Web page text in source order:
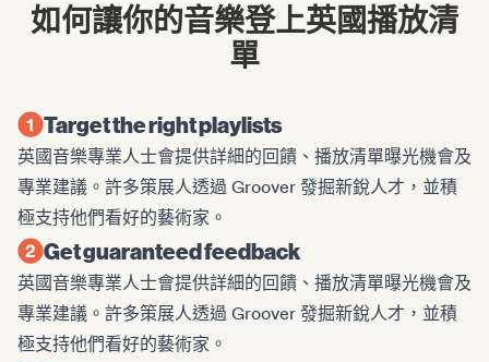
如何讓你的音樂登上英國播放清
單
Target the right playlists
英國音樂專業人士會提供詳細的回饋、播放清單曝光機會及
專業建議。許多策展人透過 Groover 發掘新銳人才，並積
極支持他們看好的藝術家。
Get guaranteed feedback
英國音樂專業人士會提供詳細的回饋、播放清單曝光機會及
專業建議。許多策展人透過 Groover 發掘新銳人才，並積
極支持他們看好的藝術家。